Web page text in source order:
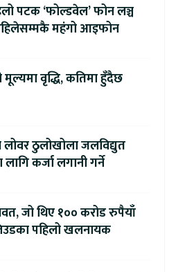
पटक ‘फोल्डवेल’ फोन लञ्च
महंगो आइफोन
वृद्धि, कतिमा हुँदैछ
ठुलोखोला जलविद्युत
कर्जा लगानी गर्ने
जो थिए १०० करोड रुपैयाँ
पहिलो खलनायक